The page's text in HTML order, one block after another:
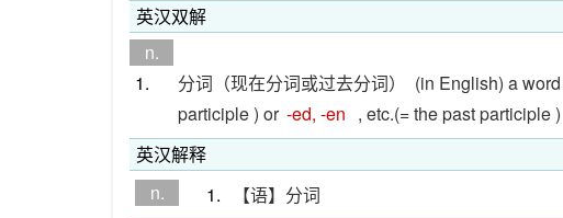
英汉双解
n.
1.
分词（现在分词或过去分词） (in English) a
participle ) or -ed, -en , etc.(= the past participle )
英汉解释
n.
1.
【语】分词